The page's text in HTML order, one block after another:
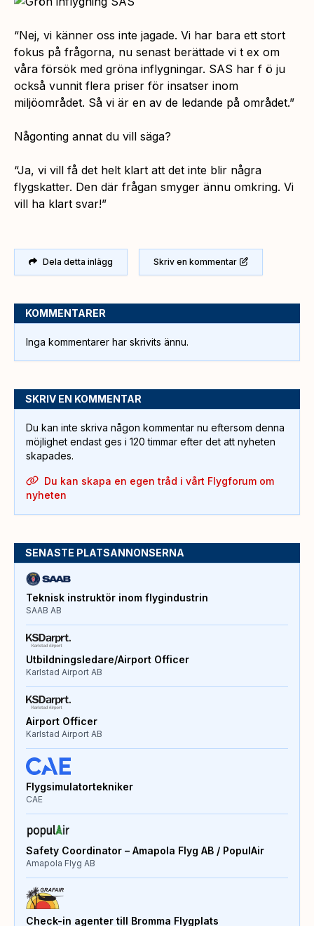
“Nej, vi känner oss inte jagade. Vi har bara ett stort
fokus på frågorna, nu senast berättade vi t ex om
våra försök med gröna inflygningar. SAS har f ö ju
också vunnit flera priser för insatser inom
miljöområdet. Så vi är en av de ledande på området.”
Någonting annat du vill säga?
“Ja, vi vill få det helt klart att det inte blir några
flygskatter. Den där frågan smyger ännu omkring. Vi
vill ha klart svar!”
Dela detta inlägg Skriv en kommentar
KOMMENTARER
Inga kommentarer har skrivits ännu.
SKRIV EN KOMMENTAR
Du kan inte skriva någon kommentar nu eftersom denna
möjlighet endast ges i 120 timmar efter det att nyheten
skapades.
Du kan skapa en egen tråd i vårt Flygforum om
nyheten
SENASTE PLATSANNONSERNA
Teknisk instruktör inom flygindustrin
SAAB AB
Utbildningsledare/Airport Officer
Karlstad Airport AB
Airport Officer
Karlstad Airport AB
Flygsimulatortekniker
CAE
Safety Coordinator – Amapola Flyg AB / PopulAir
Amapola Flyg AB
Check-in agenter till Bromma Flygplats